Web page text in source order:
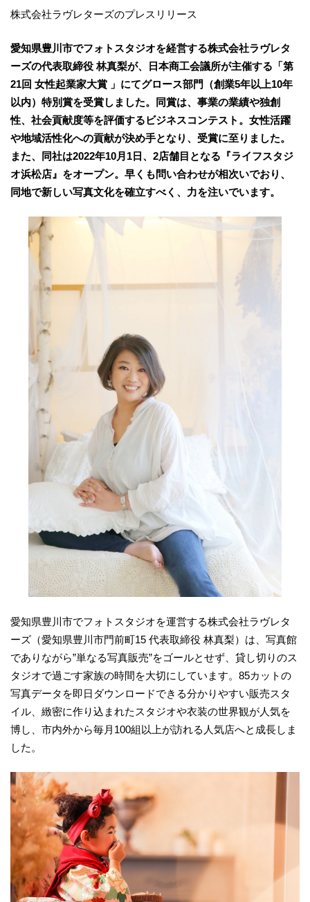
株式会社ラヴレターズのプレスリリース
愛知県豊川市でフォトスタジオを経営する株式会社ラヴレタ
ーズの代表取締役 林真梨が、日本商工会議所が主催する「第
21回 女性起業家大賞 」にてグロース部門（創業5年以上10年
以内）特別賞を受賞しました。同賞は、事業の業績や独創
性、社会貢献度等を評価するビジネスコンテスト。女性活躍
や地域活性化への貢献が決め手となり、受賞に至りました。
また、同社は2022年10月1日、2店舗目となる『ライフスタジ
オ浜松店』をオープン。早くも問い合わせが相次いでおり、
同地で新しい写真文化を確立すべく、力を注いでいます。
愛知県豊川市でフォトスタジオを運営する株式会社ラヴレタ
ーズ（愛知県豊川市門前町15 代表取締役 林真梨）は、写真館
でありながら”単なる写真販売”をゴールとせず、貸し切りのス
タジオで過ごす家族の時間を大切にしています。85カットの
写真データを即日ダウンロードできる分かりやすい販売スタ
イル、緻密に作り込まれたスタジオや衣装の世界観が人気を
博し、市内外から毎月100組以上が訪れる人気店へと成長しま
した。